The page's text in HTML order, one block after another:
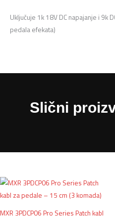
Uključuje 1k 18V DC napajanje i 9k
pedala efekata)
Slični
MXR 3PDCP06 Pro Series Patch kabl